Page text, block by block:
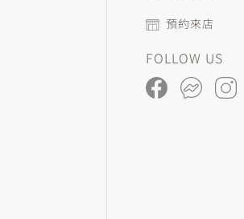
預約來店
FOLLOW US